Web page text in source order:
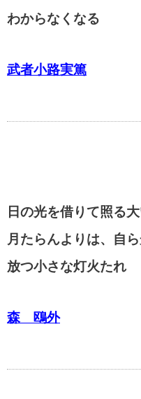
わからなくなる
武者小路実篤
日の光を借りて照る
月たらんよりは、自
放つ小さな灯火たれ
森 鴎外